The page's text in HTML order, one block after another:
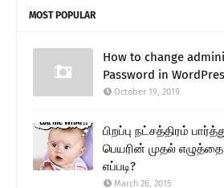
MOST POPULAR
How to change
Password in
October 19, 2019
பிறப்பு நட்சத்திரம்
பெயரின் முதல் எழுத்தை
எப்படி?
March 26, 2015